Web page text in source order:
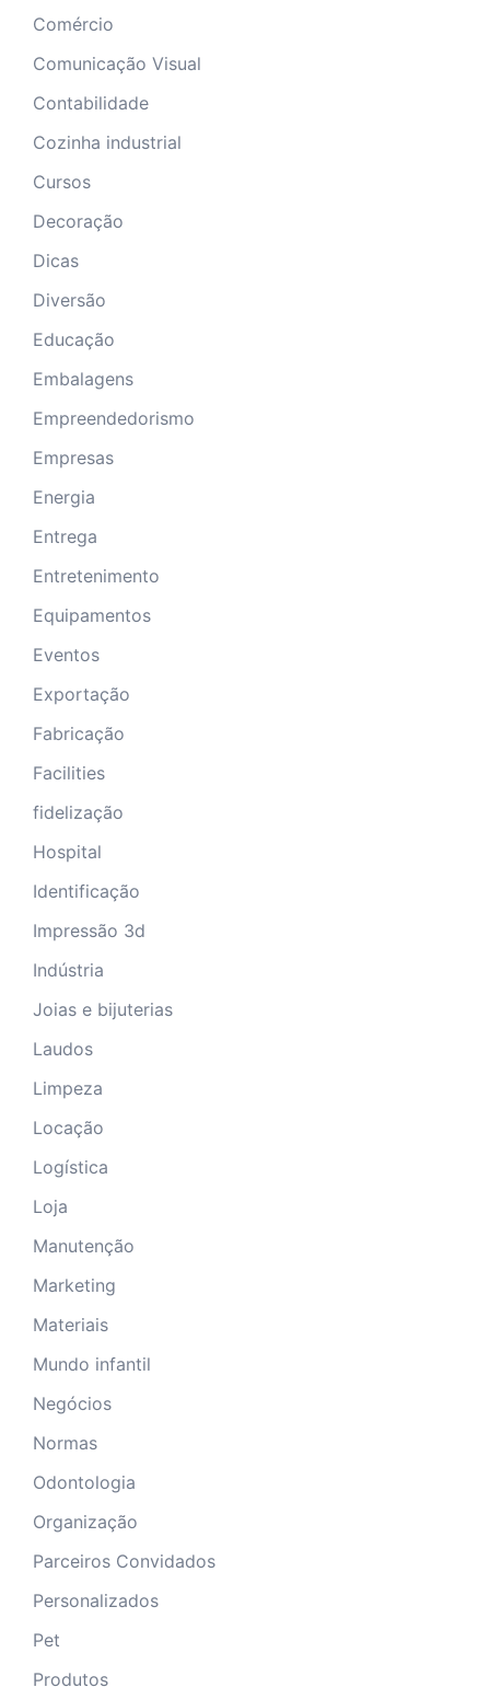
Comércio
Comunicação Visual
Contabilidade
Cozinha industrial
Cursos
Decoração
Dicas
Diversão
Educação
Embalagens
Empreendedorismo
Empresas
Energia
Entrega
Entretenimento
Equipamentos
Eventos
Exportação
Fabricação
Facilities
fidelização
Hospital
Identificação
Impressão 3d
Indústria
Joias e bijuterias
Laudos
Limpeza
Locação
Logística
Loja
Manutenção
Marketing
Materiais
Mundo infantil
Negócios
Normas
Odontologia
Organização
Parceiros Convidados
Personalizados
Pet
Produtos